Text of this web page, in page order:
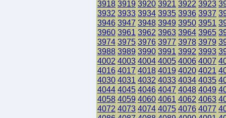
3918 3919 3920 3921 3922 3923
3932 3933 3934 3935 3936 3937
3946 3947 3948 3949 3950 3951
3960 3961 3962 3963 3964 3965
3974 3975 3976 3977 3978 3979
3988 3989 3990 3991 3992 3993
4002 4003 4004 4005 4006 4007
4016 4017 4018 4019 4020 4021
4030 4031 4032 4033 4034 4035
4044 4045 4046 4047 4048 4049
4058 4059 4060 4061 4062 4063
4072 4073 4074 4075 4076 4077